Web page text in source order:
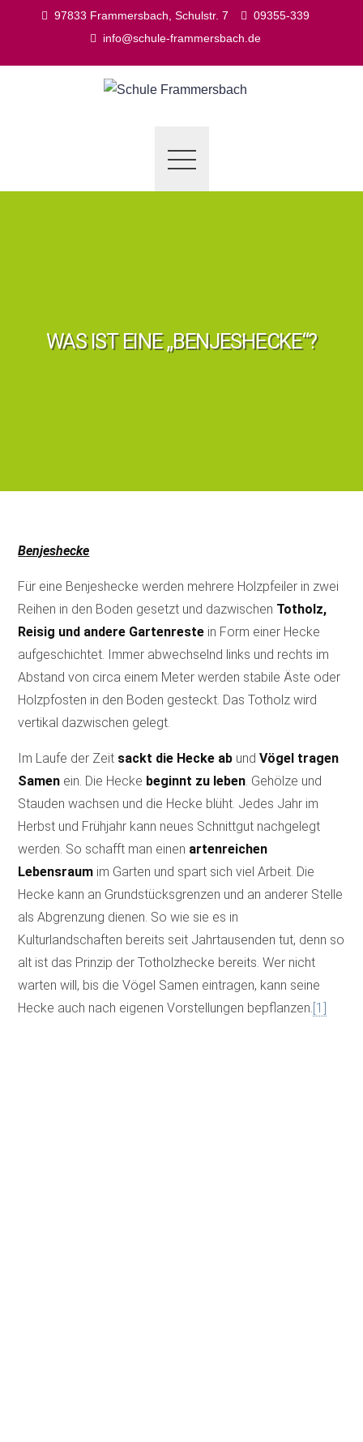
97833 Frammersbach, Schulstr. 7
09355-339
info@schule-frammersbach.de
WAS IST EINE „BENJESHECKE“?
Benjeshecke
Für eine Benjeshecke werden mehrere Holzpfeiler in zwei
Reihen in den Boden gesetzt und dazwischen Totholz,
Reisig und andere Gartenreste in Form einer Hecke
aufgeschichtet. Immer abwechselnd links und rechts im
Abstand von circa einem Meter werden stabile Äste oder
Holzpfosten in den Boden gesteckt. Das Totholz wird
vertikal dazwischen gelegt.
Im Laufe der Zeit sackt die Hecke ab undVögel tragen
Samen ein. Die Hecke beginnt zu leben . Gehölze und
Stauden wachsen und die Hecke blüht. Jedes Jahr im
Herbst und Frühjahr kann neues Schnittgut nachgelegt
werden. So schafft man einen artenreichen
Lebensraum im Garten und spart sich viel Arbeit. Die
Hecke kann an Grundstücksgrenzen und an anderer Stelle
als Abgrenzung dienen. So wie sie es in
Kulturlandschaften bereits seit Jahrtausenden tut, denn so
alt ist das Prinzip der Totholzhecke bereits. Wer nicht
warten will, bis die Vögel Samen eintragen, kann seine
Hecke auch nach eigenen Vorstellungen bepflanzen. [1]